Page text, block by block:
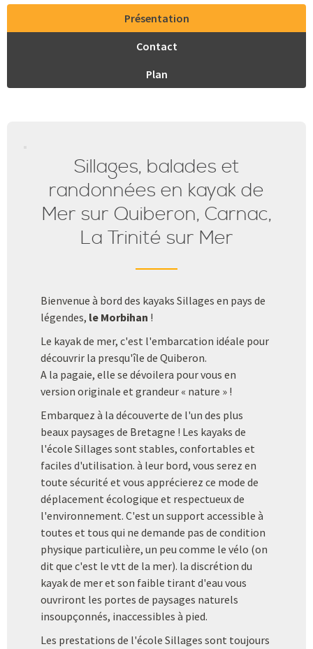
Présentation
Contact
Plan
Sillages, balades et
randonnées en kayak de
Mer sur Quiberon, Carnac,
La Trinité sur Mer
Bienvenue à bord des kayaks Sillages en pays de
légendes, le Morbihan !
Le kayak de mer, c'est l'embarcation idéale pour
découvrir la presqu'île de Quiberon.
A la pagaie, elle se dévoilera pour vous en
version originale et grandeur « nature » !
Embarquez à la découverte de l'un des plus
beaux paysages de Bretagne ! Les kayaks de
l'école Sillages sont stables, confortables et
faciles d'utilisation. à leur bord, vous serez en
toute sécurité et vous apprécierez ce mode de
déplacement écologique et respectueux de
l'environnement. C'est un support accessible à
toutes et tous qui ne demande pas de condition
physique particulière, un peu comme le vélo (on
dit que c'est le vtt de la mer). la discrétion du
kayak de mer et son faible tirant d'eau vous
ouvriront les portes de paysages naturels
insoupçonnés, inaccessibles à pied.
Les prestations de l'école Sillages sont toujours